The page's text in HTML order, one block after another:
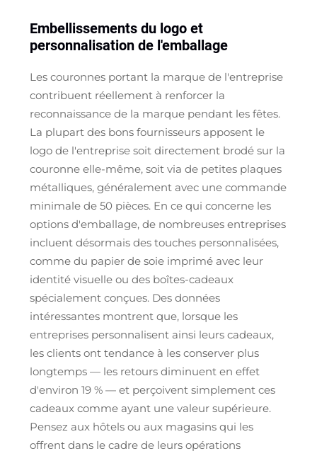
Embellissements du logo et
personnalisation de l'emballage
Les couronnes portant la marque de l'entreprise
contribuent réellement à renforcer la
reconnaissance de la marque pendant les fêtes.
La plupart des bons fournisseurs apposent le
logo de l'entreprise soit directement brodé sur la
couronne elle-même, soit via de petites plaques
métalliques, généralement avec une commande
minimale de 50 pièces. En ce qui concerne les
options d'emballage, de nombreuses entreprises
incluent désormais des touches personnalisées,
comme du papier de soie imprimé avec leur
identité visuelle ou des boîtes-cadeaux
spécialement conçues. Des données
intéressantes montrent que, lorsque les
entreprises personnalisent ainsi leurs cadeaux,
les clients ont tendance à les conserver plus
longtemps — les retours diminuent en effet
d'environ 19 % — et perçoivent simplement ces
cadeaux comme ayant une valeur supérieure.
Pensez aux hôtels ou aux magasins qui les
offrent dans le cadre de leurs opérations